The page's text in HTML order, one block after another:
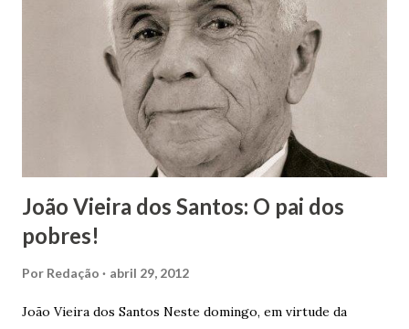
João Vieira dos Santos: O pai dos
pobres!
Por Redação abril 29, 2012
João Vieira dos Santos Neste domingo, em virtude da